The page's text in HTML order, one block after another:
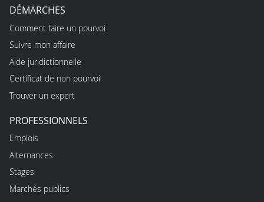
DÉMARCHES
Comment faire un pourvoi
Suivre mon affaire
Aide juridictionnelle
Certificat de non pourvoi
Trouver un expert
PROFESSIONNELS
Emplois
Alternances
Stages
Marchés publics